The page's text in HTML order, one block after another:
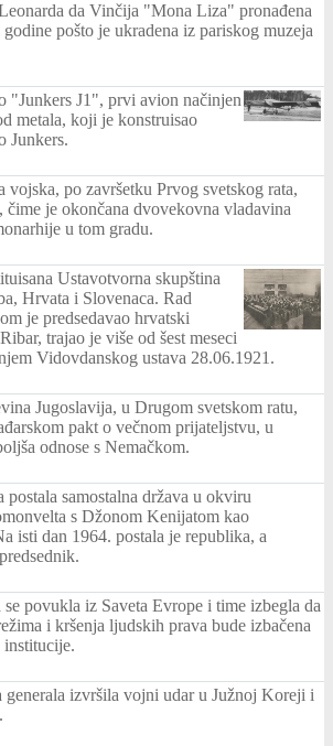
da Vinčija "Mona Liza" pronađena
pošto je ukradena iz pariskog muzeja
"Junkers J1", prvi avion načinjen
metala, koji je konstruisao
Junkers.
vojska, po završetku Prvog svetskog rata,
čime je okončana dvovekovna vladavina
u tom gradu.
Ustavotvorna skupština
Hrvata i Slovenaca. Rad
je predsedavao hrvatski
trajao je više od šest meseci
Vidovdanskog ustava 28.06.1921.
Jugoslavija, u Drugom svetskom ratu,
pakt o večnom prijateljstvu, u
odnose s Nemačkom.
postala samostalna država u okviru
s Džonom Kenijatom kao
isti dan 1964. postala je republika, a
se povukla iz Saveta Evrope i time izbegla da
i kršenja ljudskih prava bude izbačena
institucije.
generala izvršila vojni udar u Južnoj Koreji i